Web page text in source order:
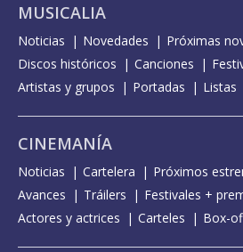
MUSICALIA
Noticias Novedades
Próximas
Discos históricos
Canciones
Artistas y grupos
Portadas Listas
CINEMANÍA
Noticias Cartelera Próximos
Avances
Tráilers
Festivales +
Actores y actrices
Carteles Box-